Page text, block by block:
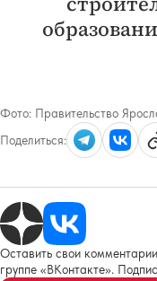
Фото: Правительство
Поделиться:
Оставить свои
группе «ВКонтакте».